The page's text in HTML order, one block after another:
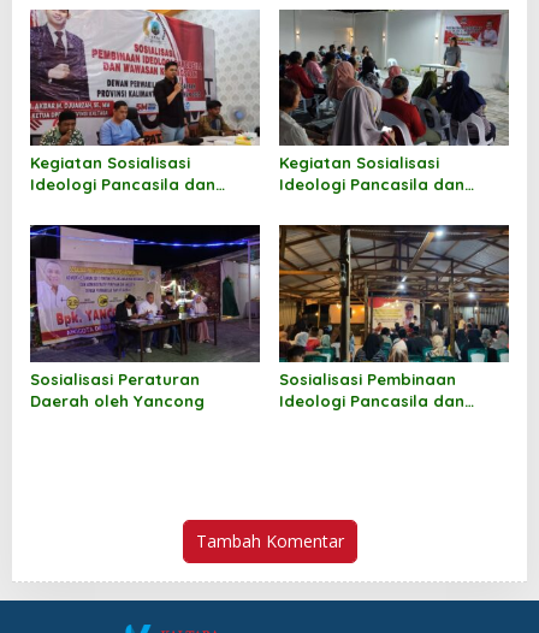
Hermanus
Markus Sakke
Kegiatan Sosialisasi
Ideologi Pancasila dan
Andi M Akbar
Kegiatan Sosialisasi
Ideologi Pancasila dan
Norhayati Andris
Sosialisasi Peraturan
Daerah oleh Yancong
Sosialisasi Pembinaan
Ideologi Pancasila dan
Tambah Komentar